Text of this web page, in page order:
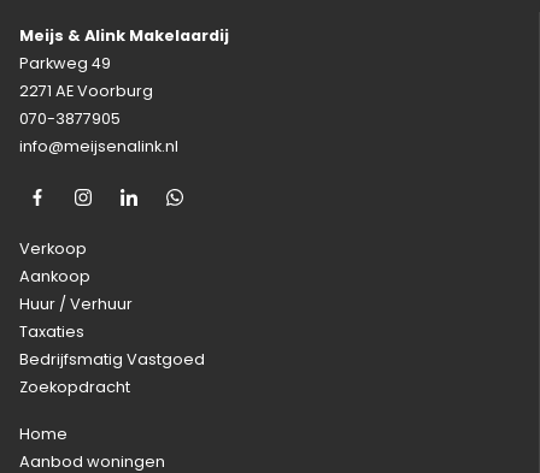
Meijs & Alink Makelaardij
Parkweg 49
2271 AE Voorburg
070-3877905
info@meijsenalink.nl
Verkoop
Aankoop
Huur / Verhuur
Taxaties
Bedrijfsmatig Vastgoed
Zoekopdracht
Home
Aanbod woningen